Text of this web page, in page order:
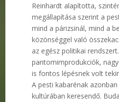
Reinhardt alapította,
megállapítása szerint a
mind a párizsinál, mind a
közönséggel való
az egész politikai
pantomimprodukciók,
is fontos lépésnek volt
A pesti kabarénak
kultúrában keresendő.